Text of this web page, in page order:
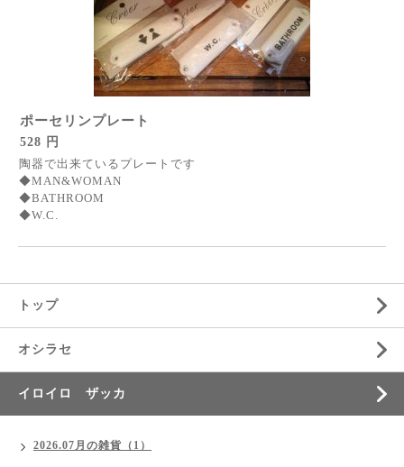
ポーセリンプレート
528 円
陶器で出来ているプレートです
◆MAN&WOMAN
◆BATHROOM
◆W.C.
トップ
オシラセ
イロイロ ザッカ
2026.07月の雑貨（1）